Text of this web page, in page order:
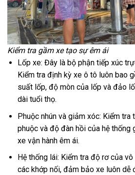
Kiểm tra gầm xe tạo sự êm ái
Lốp xe: Đây là bộ phận tiếp xúc
Kiểm tra định kỳ xe ô tô luôn bao
suất lốp, độ mòn của lốp và đảo
dài tuổi thọ.
Phuộc nhún và giảm xóc: Kiểm tra
phuộc và độ đàn hồi của hệ
xe vận hành êm ái.
Hệ thống lái: Kiểm tra độ rơ của
các khớp nối, đảm bảo xe luôn dễ